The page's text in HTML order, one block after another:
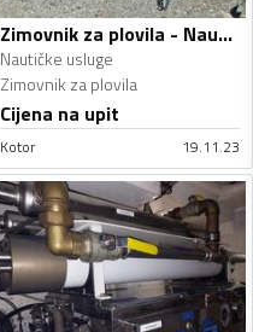
Zimovnik za plovila - Nautičke usluge
Nautičke usluge
Zimovnik za plovila
Cijena na upit
Kotor 19.11.23